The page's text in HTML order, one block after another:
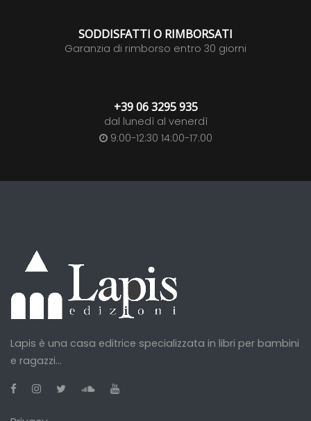
SODDISFATTI O RIMBORSATI
Garanzia di rimborso entro 30 giorni
+39 06 3295 935
dal lunedì al venerdì
9:00-12:30 14:00-17:00
Lapis è una casa editrice specializzata in libri per bambini
e ragazzi...